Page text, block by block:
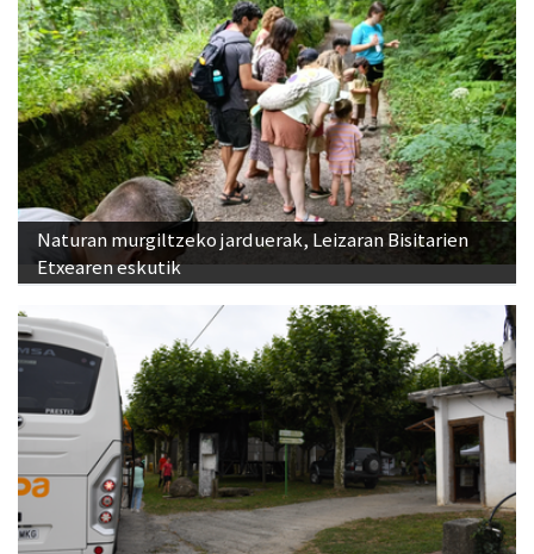
Naturan murgiltzeko jarduerak, Leizaran Bisitarien
Etxearen eskutik